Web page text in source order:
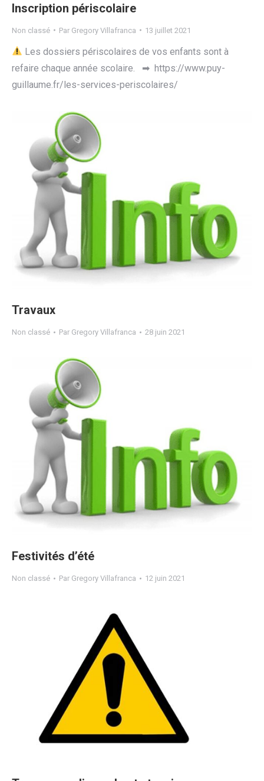
Inscription périscolaire
Non classé Par Gregory Villafranca 13 juillet 2021
Les dossiers périscolaires de vos enfants sont à
refaire chaque année scolaire. ➡ https://www.puy-
guillaume.fr/les-services-periscolaires/
Travaux
Non classé Par Gregory Villafranca 28 juin 2021
Festivités d’été
Non classé Par Gregory Villafranca 12 juin 2021